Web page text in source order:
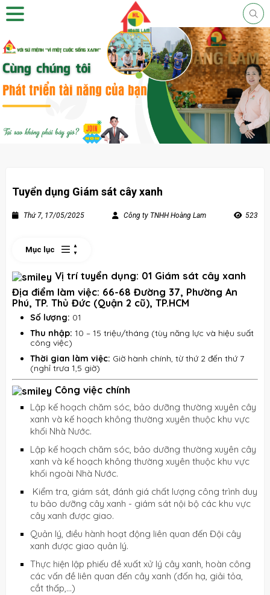
Tuyển dụng Giám sát cây xanh
Thứ 7, 17/05/2025 Công ty TNHH Hoàng Lam 523
Mục lục
Vị trí tuyển dụng: 01 Giám sát cây xanh
Địa điểm làm việc: 66-68 Đường 37, Phường An
Phú, TP. Thủ Đức (Quận 2 cũ), TP.HCM
Số lượng: 01
Thu nhập: 10 – 15 triệu/tháng (tùy năng lực và hiệu suất
công việc)
Thời gian làm việc: Giờ hành chính, từ thứ 2 đến thứ 7
(nghỉ trưa 1,5 giờ)
Công việc chính
Lập kế hoạch chăm sóc, bảo dưỡng thường xuyên cây
xanh và kế hoạch không thường xuyên thuộc khu vực
khối Nhà Nước.
Lập kế hoạch chăm sóc, bảo dưỡng thường xuyên cây
xanh và kế hoạch không thường xuyên thuộc khu vực
khối ngoài Nhà Nước.
Kiểm tra, giám sát, đánh giá chất lượng công trình duy
tu bảo dưỡng cây xanh - giám sát nội bộ các khu vực
cây xanh được giao.
Quản lý, điều hành hoạt động liên quan đến Đội cây
xanh được giao quản lý.
Thực hiện lập phiếu đề xuất xử lý cây xanh, hoàn công
các vấn đề liên quan đến cây xanh (đốn hạ, giải tỏa,
cắt thấp,...)